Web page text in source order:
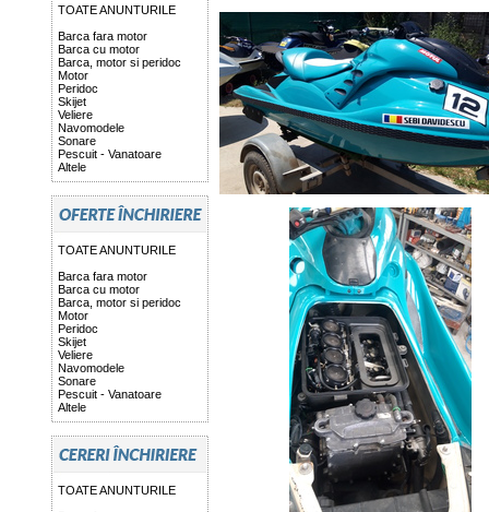
TOATE ANUNTURILE
Barca fara motor
Barca cu motor
Barca, motor si peridoc
Motor
Peridoc
Skijet
Veliere
Navomodele
Sonare
Pescuit - Vanatoare
Altele
TOATE ANUNTURILE
Barca fara motor
Barca cu motor
Barca, motor si peridoc
Motor
Peridoc
Skijet
Veliere
Navomodele
Sonare
Pescuit - Vanatoare
Altele
TOATE ANUNTURILE